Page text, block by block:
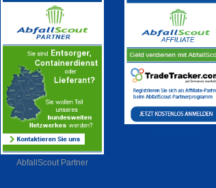
AbfallScout Partner